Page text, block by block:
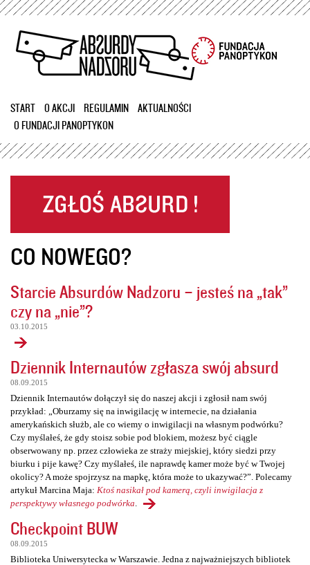
Przejdź
treści
START O AKCJI REGULAMIN
AKTUALNOŚCI
O FUNDACJI PANOPTYKON
CO NOWEGO?
Starcie Absurdów Nadzoru – jesteś na „tak”
czy na „nie”?
03.10.2015
Dziennik Internautów zgłasza swój absurd
08.09.2015
Dziennik Internautów dołączył się do naszej akcji i zgłosił nam swój
przykład: „Oburzamy się na inwigilację w internecie, na działania
amerykańskich służb, ale co wiemy o inwigilacji na własnym podwórku?
Czy myślałeś, że gdy stoisz sobie pod blokiem, możesz być ciągle
obserwowany np. przez człowieka ze straży miejskiej, który siedzi przy
biurku i pije kawę? Czy myślałeś, ile naprawdę kamer może być w Twojej
okolicy? A może spojrzysz na mapkę, która może to ukazywać?”. Polecamy
artykuł Marcina Maja: Ktoś nasikał pod kamerą, czyli inwigilacja z
perspektywy własnego podwórka
Checkpoint BUW
08.09.2015
Biblioteka Uniwersytecka w Warszawie. Jedna z najważniejszych bibliotek